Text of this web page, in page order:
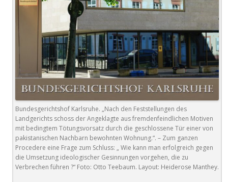
Bundesgerichtshof Karlsruhe. „Nach den Feststellungen des
Landgerichts schoss der Angeklagte aus fremdenfeindlichen Motiven
mit bedingtem Tötungsvorsatz durch die geschlossene Tür einer von
pakistanischen Nachbarn bewohnten Wohnung.“. – Zum ganzen
Procedere eine Frage zum Schluss: „ Wie kann man erfolgreich gegen
die Umsetzung ideologischer Gesinnungen vorgehen, die zu
Verbrechen führen ?“ Foto: Otto Teebaum. Layout: Heiderose Manthey.